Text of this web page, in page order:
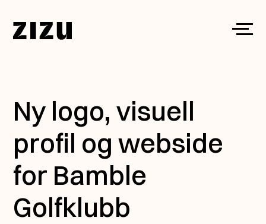
Ny logo, visuell
profil og webside
for Bamble
Golfklubb